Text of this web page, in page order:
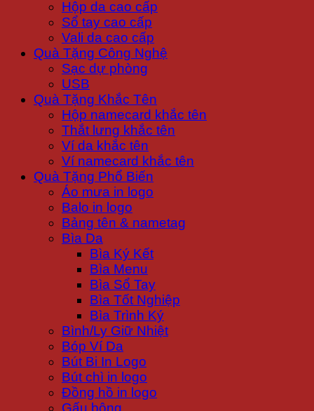
Hộp da cao cấp
Sổ tay cao cấp
Vali da cao cấp
Quà Tặng Công Nghệ
Sạc dự phòng
USB
Quà Tặng Khắc Tên
Hộp namecard khắc tên
Thắt lưng khắc tên
Ví da khắc tên
Ví namecard khắc tên
Quà Tặng Phổ Biến
Áo mưa in logo
Balo in logo
Bảng tên & nametag
Bìa Da
Bìa Ký Kết
Bìa Menu
Bìa Sổ Tay
Bìa Tốt Nghiệp
Bìa Trình Ký
Bình/Ly Giữ Nhiệt
Bóp Ví Da
Bút Bi In Logo
Bút chì in logo
Đồng hồ in logo
Gấu bông